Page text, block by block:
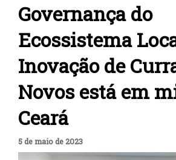
Governança do
Ecossistema
Inovação de
Novos está em
Ceará
5 de maio de 2023